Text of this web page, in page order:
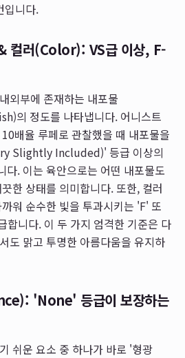
입니다.
컬러(Color): VS급 이상, F-
외부에 존재하는 내포물
의 정도를 나타냅니다. 어니스트
배율 루페로 관찰했을 때 내포물을
Slightly Included)' 등급 이상의
다. 이는 육안으로는 어떤 내포물도
한 상태를 의미합니다. 또한, 컬러
워 순수한 빛을 투과시키는 'F' 또
합니다. 이 두 가지 엄격한 기준은 다
도 맑고 투명한 아름다움을 유지하
'None' 등급이 보장하는
쉬운 요소 중 하나가 바로 '형광